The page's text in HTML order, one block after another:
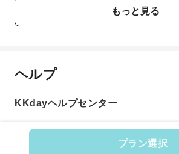
プラン選択
もっと見る
ヘルプ
KKdayヘルプセンター